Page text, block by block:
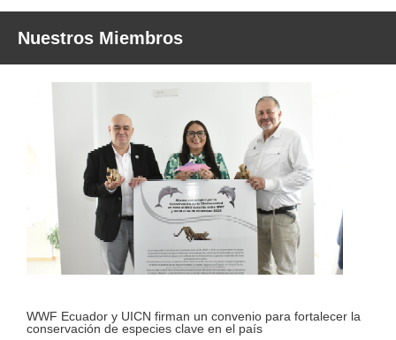
Nuestros Miembros
WWF Ecuador y UICN firman un convenio para fortalecer la
conservación de especies clave en el país